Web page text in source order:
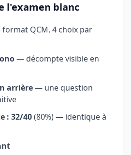
l'examen blanc
QCM, 4 choix par
— décompte visible en
arrière— une question
: 32/40(80%) — identique à